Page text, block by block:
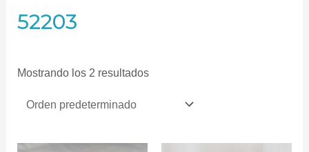
52203
Mostrando los 2 resultados